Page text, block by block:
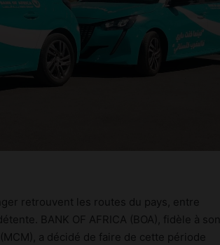
retrouvent les routes du pays, entre
BANK OF AFRICA (BOA), fidèle à son
a décidé de faire de cette période